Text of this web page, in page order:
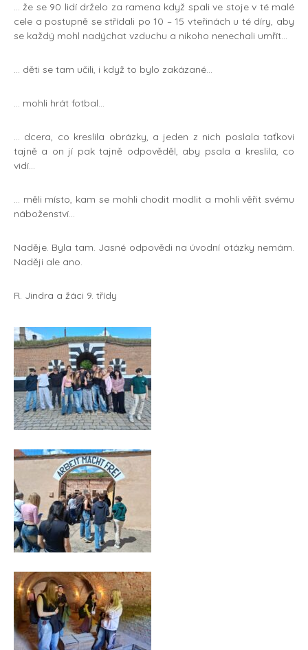
… že se 90 lidí drželo za ramena když spali ve stoje v té malé
cele a postupně se střídali po 10 – 15 vteřinách u té díry, aby
se každý mohl nadýchat vzduchu a nikoho nenechali umřít…
… děti se tam učili, i když to bylo zakázané…
… mohli hrát fotbal…
… dcera, co kreslila obrázky, a jeden z nich poslala taťkovi
tajně a on jí pak tajně odpověděl, aby psala a kreslila, co
vidí…
… měli místo, kam se mohli chodit modlit a mohli věřit svému
náboženství…
Naděje. Byla tam. Jasné odpovědi na úvodní otázky nemám.
Naději ale ano.
R. Jindra a žáci 9. třídy